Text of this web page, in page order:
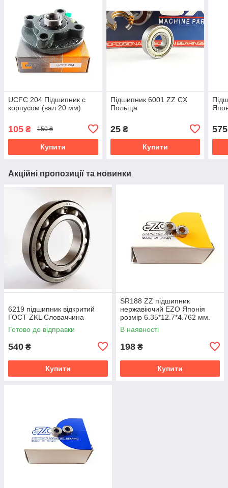
UCFC 204 Підшипник c
корпусом (вал 20 мм)
105 ₴ 150 ₴
Купити
Підшипник 6001 ZZ CX
Польща
25₴
Купити
575
Акційні пропозиції та новинки
6219 підшипник відкритий
ГОСТ ZKL Словаччина
Готово до відправки
540 ₴
Купити
SR188 ZZ підшипник
нержавіючий EZO Японія
розмір 6.35*12.7*4.762 мм.
В наявності
198 ₴
Купити